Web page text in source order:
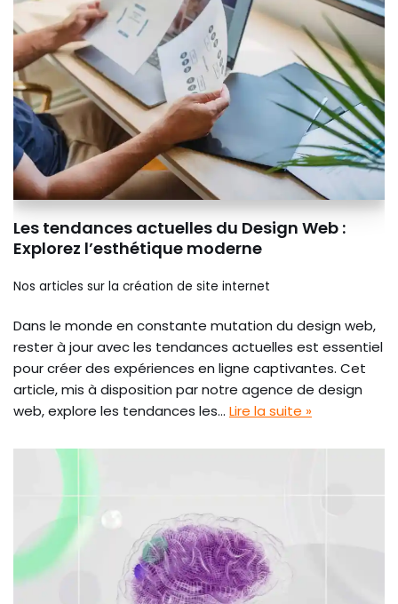
Les tendances actuelles du Design Web :
Explorez l’esthétique moderne
Nos articles sur la création de site internet
Dans le monde en constante mutation du design web,
rester à jour avec les tendances actuelles est essentiel
pour créer des expériences en ligne captivantes. Cet
article, mis à disposition par notre agence de design
web, explore les tendances les… Lire la suite »